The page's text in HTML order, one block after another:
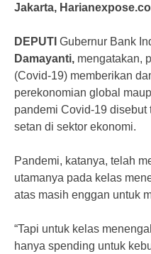
Jakarta,
DEPUTI Gubernur Bank
Damayanti, mengatakan,
(Covid-19) memberikan
perekonomian global
pandemi Covid-19
setan di sektor ekonomi.
Pandemi, katanya, telah
utamanya pada kelas
atas masih enggan untuk
“Tapi untuk kelas
hanya spending untuk